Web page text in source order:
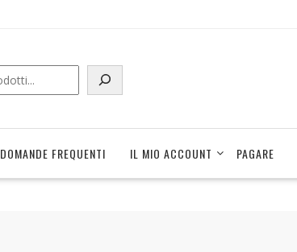
DOMANDE FREQUENTI IL MIO ACCOUNT PAGARE